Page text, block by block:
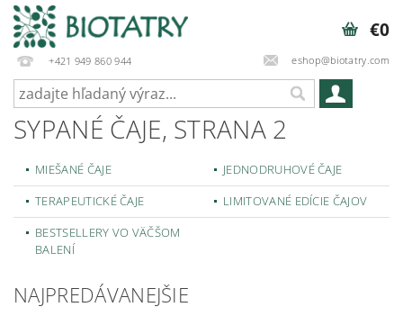
+421 949 860 944 eshop@biotatry.com
€0
SYPANÉ ČAJE, STRANA 2
MIEŠANÉ ČAJE
JEDNODRUHOVÉ ČAJE
TERAPEUTICKÉ ČAJE
LIMITOVANÉ EDÍCIE ČAJOV
BESTSELLERY VO VÄČŠOM
BALENÍ
NAJPREDÁVANEJŠIE